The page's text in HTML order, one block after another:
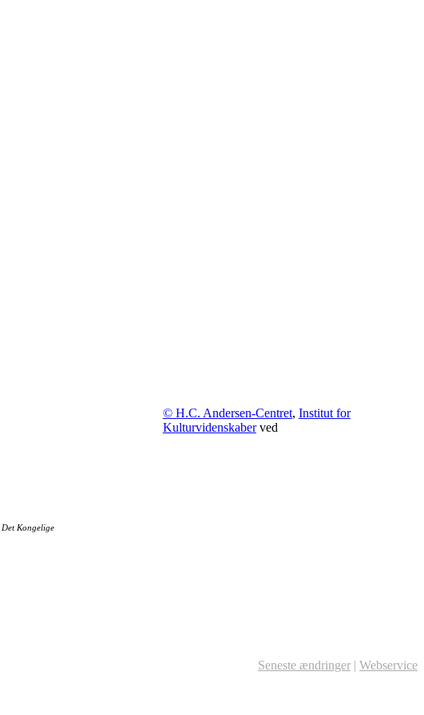
Det Kongelige
© H.C. Andersen-Centret, Institut for
Kulturvidenskaberved
Seneste ændringer | Webservice